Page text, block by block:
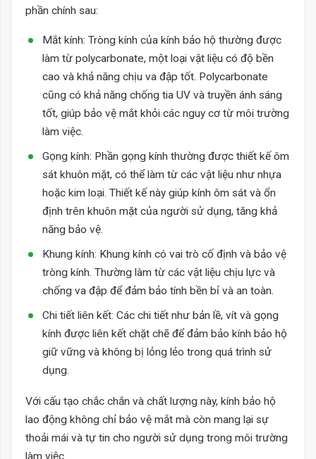
phần chính sau:
Mắt kính: Tròng kính của kính bảo hộ thường được
làm từ polycarbonate, một loại vật liệu có độ bền
cao và khả năng chịu va đập tốt. Polycarbonate
cũng có khả năng chống tia UV và truyền ánh sáng
tốt, giúp bảo vệ mắt khỏi các nguy cơ từ môi trường
làm việc.
Gọng kính: Phần gọng kính thường được thiết kế ôm
sát khuôn mặt, có thể làm từ các vật liệu như nhựa
hoặc kim loại. Thiết kế này giúp kính ôm sát và ổn
định trên khuôn mặt của người sử dụng, tăng khả
năng bảo vệ.
Khung kính: Khung kính có vai trò cố định và bảo vệ
tròng kính. Thường làm từ các vật liệu chịu lực và
chống va đập để đảm bảo tính bền bỉ và an toàn.
Chi tiết liên kết: Các chi tiết như bản lề, vít và gọng
kính được liên kết chặt chẽ để đảm bảo kính bảo hộ
giữ vững và không bị lỏng lẻo trong quá trình sử
dụng.
Với cấu tạo chắc chắn và chất lượng này, kính bảo hộ
lao động không chỉ bảo vệ mắt mà còn mang lại sự
thoải mái và tự tin cho người sử dụng trong môi trường
làm việc.